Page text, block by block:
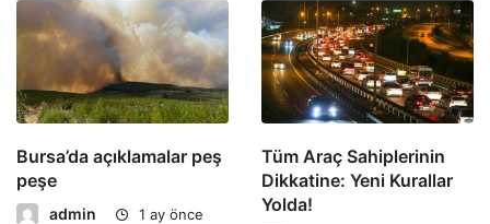
Bursa’da açıklamalar peş
peşe
admin 1 ay önce
Tüm Araç Sahiplerinin
Dikkatine: Yeni Kurallar
Yolda!